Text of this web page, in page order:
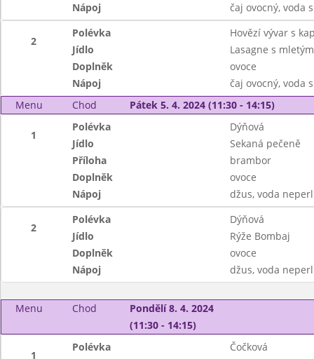
Nápoj
čaj ovocný, voda
2
Polévka
Hovězí vývar s
Jídlo
Lasagne s
Doplněk
ovoce
Nápoj
čaj ovocný, voda
Menu
Chod Pátek 5. 4. 2024 (11:30 - 14:15)
1
Polévka
Dýňová
Jídlo
Sekaná pečeně
Příloha
brambor
Doplněk
ovoce
Nápoj
džus, voda
2
Polévka
Dýňová
Jídlo
Rýže Bombaj
Doplněk
ovoce
Nápoj
džus, voda
Menu Chod
Pondělí 8. 4. 2024
(11:30 - 14:15)
1
Polévka
Čočková